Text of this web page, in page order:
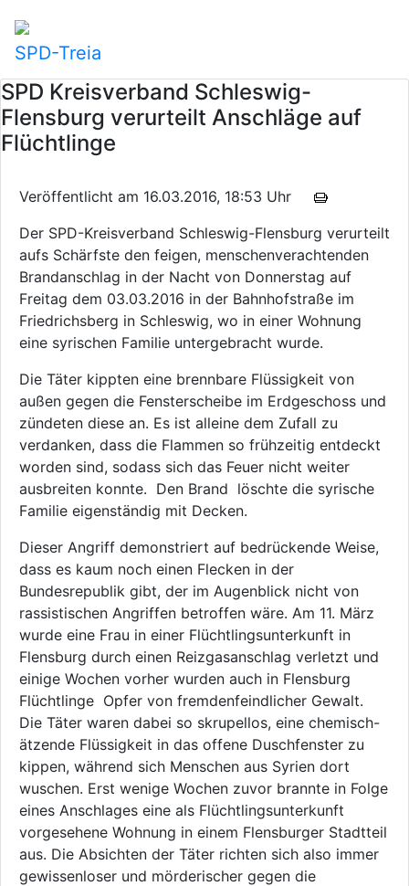
SPD-Treia
SPD Kreisverband Schleswig-
Flensburg verurteilt Anschläge auf
Flüchtlinge
Veröffentlicht am 16.03.2016, 18:53 Uhr
Der SPD-Kreisverband Schleswig-Flensburg verurteilt
aufs Schärfste den feigen, menschenverachtenden
Brandanschlag in der Nacht von Donnerstag auf
Freitag dem 03.03.2016 in der Bahnhofstraße im
Friedrichsberg in Schleswig, wo in einer Wohnung
eine syrischen Familie untergebracht wurde.
Die Täter kippten eine brennbare Flüssigkeit von
außen gegen die Fensterscheibe im Erdgeschoss und
zündeten diese an. Es ist alleine dem Zufall zu
verdanken, dass die Flammen so frühzeitig entdeckt
worden sind, sodass sich das Feuer nicht weiter
ausbreiten konnte. Den Brand löschte die syrische
Familie eigenständig mit Decken.
Dieser Angriff demonstriert auf bedrückende Weise,
dass es kaum noch einen Flecken in der
Bundesrepublik gibt, der im Augenblick nicht von
rassistischen Angriffen betroffen wäre. Am 11. März
wurde eine Frau in einer Flüchtlingsunterkunft in
Flensburg durch einen Reizgasanschlag verletzt und
einige Wochen vorher wurden auch in Flensburg
Flüchtlinge Opfer von fremdenfeindlicher Gewalt.
Die Täter waren dabei so skrupellos, eine chemisch-
ätzende Flüssigkeit in das offene Duschfenster zu
kippen, während sich Menschen aus Syrien dort
wuschen. Erst wenige Wochen zuvor brannte in Folge
eines Anschlages eine als Flüchtlingsunterkunft
vorgesehene Wohnung in einem Flensburger Stadtteil
aus. Die Absichten der Täter richten sich also immer
gewissenloser und mörderischer gegen die